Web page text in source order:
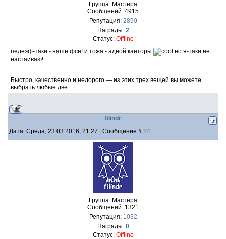
Группа: Мастера
Сообщений: 4915
Репутация: 2890
Награды: 2
Статус: Offline
педеэф-таки - наше фсё! и тожа - адной канторы
но я-таки не
настаиваю!
Быстро, качественно и недорого — из этих трех вещей вы можете
выбрать любые две.
filindr
Дата: Среда, 23.03.2016, 21:27 | Сообщение # 24
Группа: Мастера
Сообщений: 1321
Репутация: 1032
Награды: 0
Статус: Offline